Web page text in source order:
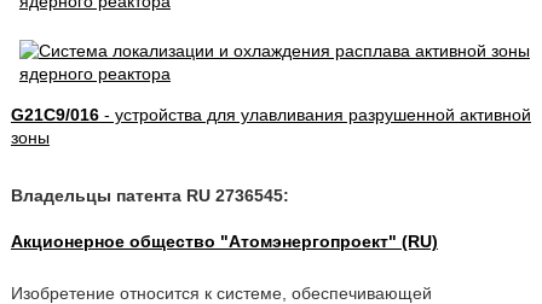
G21C9/016- устройства для улавливания разрушенной активной
зоны
Владельцы патента RU 2736545:
Акционерное общество "Атомэнергопроект" (RU)
Изобретение относится к системе, обеспечивающей